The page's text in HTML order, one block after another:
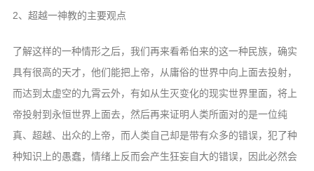
2、超越一神教的主要观点
了解这样的一种情形之后，我们再来看希伯来的这一种民族，确实
具有很高的天才，他们能把上帝，从庸俗的世界中向上面去投射，
而达到太虚空的九霄云外，有如从生灭变化的现实世界里面，将上
帝投射到永恒世界上面去，然后再来证明人类所面对的是一位纯
真、超越、出众的上帝，而人类自己却是带有众多的错误，犯了种
种知识上的愚蠢，情绪上反而会产生狂妄自大的错误，因此必然会